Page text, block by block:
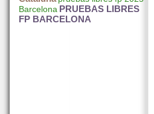
Barcelona PRUEBAS LIBRES
FP BARCELONA